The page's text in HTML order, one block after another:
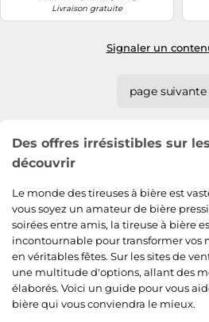
Livraison gratuite
Signaler un
page suivante
Des offres irrésistibles sur
découvrir
Le monde des tireuses à bière est
vous soyez un amateur de bière
soirées entre amis, la tireuse à bière
incontournable pour transformer vos
en véritables fêtes. Sur les sites de
une multitude d'options, allant des
élaborés. Voici un guide pour vous
bière qui vous conviendra le mieux.